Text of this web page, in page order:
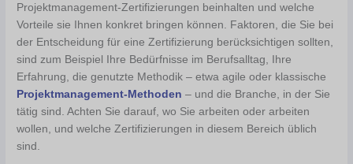
Projektmanagement-Zertifizierungen beinhalten und welche
Vorteile sie Ihnen konkret bringen können. Faktoren, die Sie bei
der Entscheidung für eine Zertifizierung berücksichtigen sollten,
sind zum Beispiel Ihre Bedürfnisse im Berufsalltag, Ihre
Erfahrung, die genutzte Methodik – etwa agile oder klassische
Projektmanagement-Methoden – und die Branche, in der Sie
tätig sind. Achten Sie darauf, wo Sie arbeiten oder arbeiten
wollen, und welche Zertifizierungen in diesem Bereich üblich
sind.